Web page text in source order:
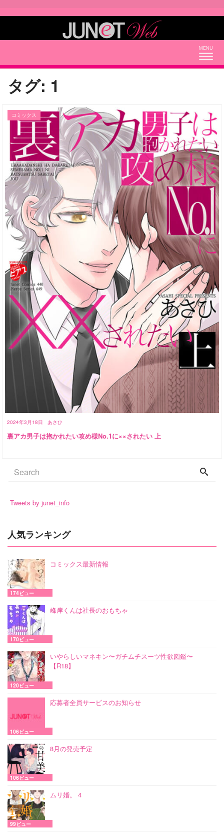
タグ: 1
2024年3月18日 あさひ
コミックス
裏アカ男子は抱かれたい攻め様No.1に××されたい 上
Tweets by junet_info
人気ランキング
コミックス最新情報
174ビュー
峰岸くんは社長のおもちゃ
170ビュー
いやらしいマネキン〜ガチムチスーツ性欲図鑑〜
【R18】
120ビュー
応募者全員サービスのお知らせ
106ビュー
8月の発売予定
106ビュー
ムリ婚。 4
99ビュー